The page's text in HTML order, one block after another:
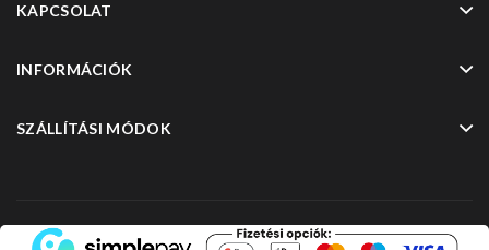
KAPCSOLAT
INFORMÁCIÓK
SZÁLLÍTÁSI MÓDOK